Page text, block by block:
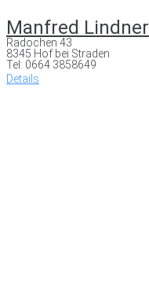
Manfred Lindner
Radochen 43
8345 Hof bei Straden
Tel: 0664 3858649
Details